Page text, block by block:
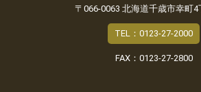
〒066-0063 北海道千歳市幸町4
TEL：0123-27-2000
FAX：0123-27-2800